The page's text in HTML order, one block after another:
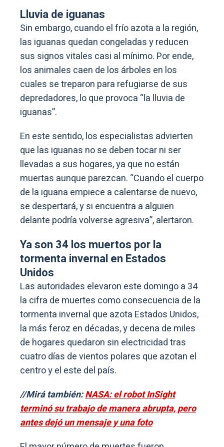
Lluvia de iguanas
Sin embargo, cuando el frío azota a la región,
las iguanas quedan congeladas y reducen
sus signos vitales casi al mínimo. Por ende,
los animales caen de los árboles en los
cuales se treparon para refugiarse de sus
depredadores, lo que provoca “la lluvia de
iguanas”.
En este sentido, los especialistas advierten
que las iguanas no se deben tocar ni ser
llevadas a sus hogares, ya que no están
muertas aunque parezcan. “Cuando el cuerpo
de la iguana empiece a calentarse de nuevo,
se despertará, y si encuentra a alguien
delante podría volverse agresiva”, alertaron.
Ya son 34 los muertos por la
tormenta invernal en Estados
Unidos
Las autoridades elevaron este domingo a 34
la cifra de muertes como consecuencia de la
tormenta invernal que azota Estados Unidos,
la más feroz en décadas, y decena de miles
de hogares quedaron sin electricidad tras
cuatro días de vientos polares que azotan el
centro y el este del país.
//Mirá también:NASA: el robot InSight
terminó su trabajo de manera abrupta, pero
antes dejó un mensaje y una foto